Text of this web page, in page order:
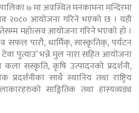
७ मा अवस्थित मनकामना मन्दिरमा
२०८० आयोजना गरिने भएको छ । यही
महोत्सव आयोजना गरिने भएको हो ।
सफल पारौ, धार्मिक्, सास्कृतिक्, पर्यटन
पुत्याउ’ भन्ने मुल नारा सहित आयोजना
कला सस्कृति, कृषि उत्पादनको प्रदर्शनी,
प्रदर्शनीका साथै स्थानिय तथा राष्ट्रिय
साङ्गितिक तथा हास्यव्यङ्य